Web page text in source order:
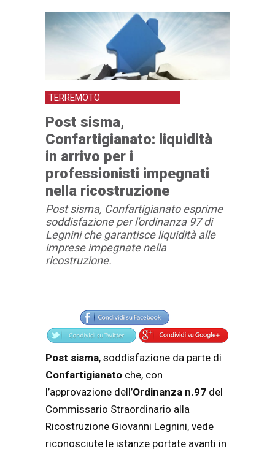
TERREMOTO
Post sisma,
Confartigianato: liquidità
in arrivo per i
professionisti impegnati
nella ricostruzione
Post sisma, Confartigianato esprime
soddisfazione per l'ordinanza 97 di
Legnini che garantisce liquidità alle
imprese impegnate nella
ricostruzione.
Articolo
Testo articolo principale
Post sisma, soddisfazione da parte di
Confartigianato che, con
l’approvazione dell’Ordinanza n.97 del
Commissario Straordinario alla
Ricostruzione Giovanni Legnini, vede
riconosciute le istanze portate avanti in